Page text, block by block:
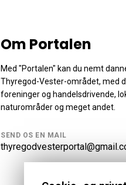
Om Portalen
Med "Portalen" kan du nemt
Thyregod-Vester-området, med
foreninger og handelsdrivende,
naturområder og meget andet.
SEND OS EN MAIL